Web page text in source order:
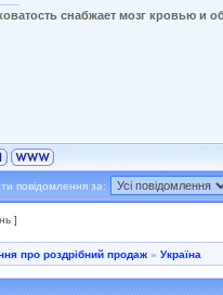
снабжает мозг кровью и
повідомлення за:
]
про роздрібний продаж » Україна